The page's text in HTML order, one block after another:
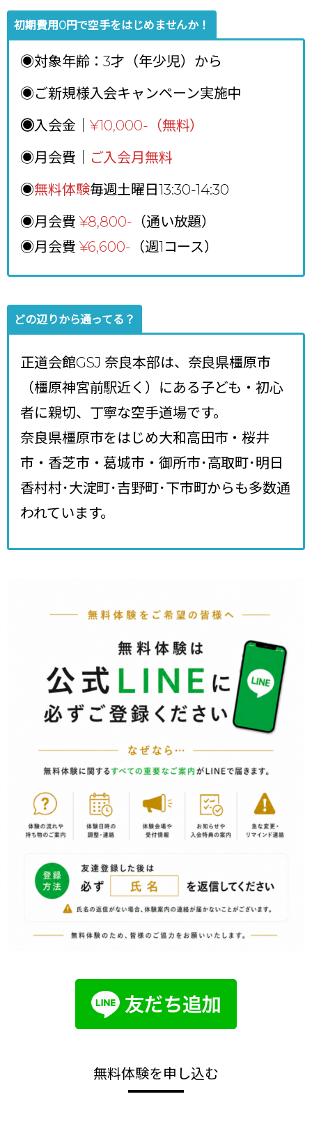
初期費用0円で空手をはじめませんか！
◉対象年齢：3才（年少児）から
◉ご新規様入会キャンペーン実施中
◉入会金｜ ¥10,000-（無料）
◉月会費｜
ご入会月無料
◉無料体験毎週土曜日13:30-14:30
◉月会費 ¥8,800- （通い放題）
◉月会費 ¥6,600- （週1コース）
どの辺りから通ってる？
正道会館GSJ 奈良本部は、奈良県橿原市
（橿原神宮前駅近く）にある子ども・初心
者に親切、丁寧な空手道場です。
奈良県橿原市をはじめ大和高田市・桜井
市・香芝市・葛城市・御所市･高取町･明日
香村村･大淀町･吉野町･下市町からも多数通
われています。
無料体験を申し込む